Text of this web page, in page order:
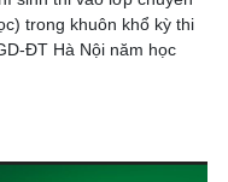
trong khuôn khổ kỳ thi
ĐT Hà Nội năm học